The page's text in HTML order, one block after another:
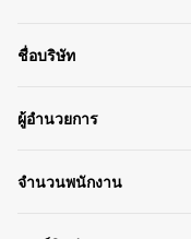
ชื่อบริษัท
ผู้อำนวยการ
จำนวนพนักงาน